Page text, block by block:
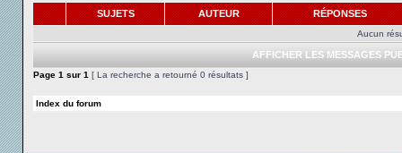
SUJETS AUTEUR RÉPONSES
Aucun
AFFICHER LES MESSAGES
Page 1 sur 1 [ La recherche a retourné 0 résultats ]
Index du forum